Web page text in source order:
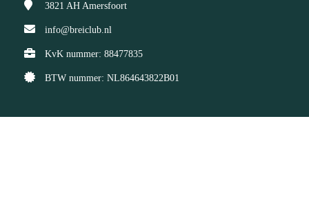
3821 AH Amersfoort
info@breiclub.nl
KvK nummer: 88477835
BTW nummer: NL864643822B01